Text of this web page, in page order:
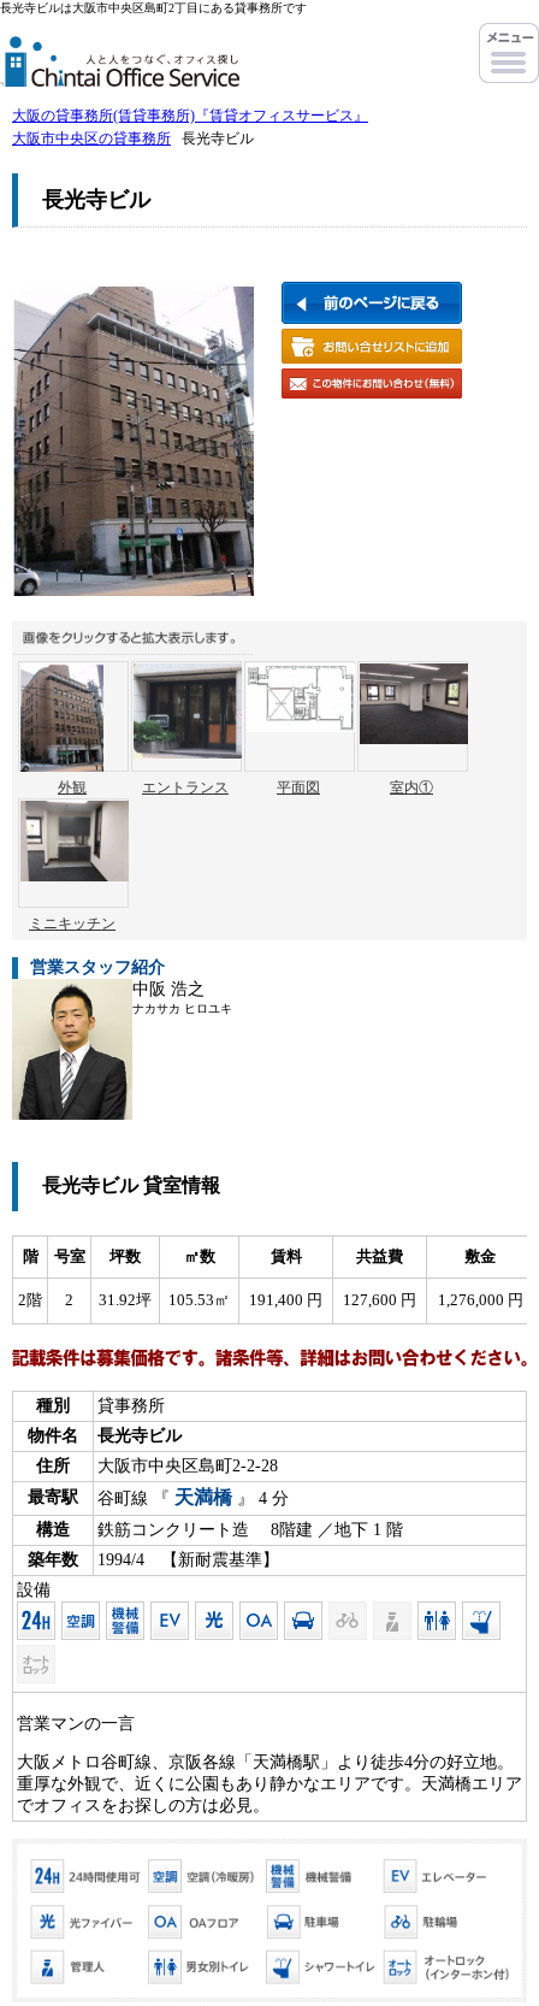
長光寺ビルは大阪市中央区島町2丁目にある貸事務所です
大阪の貸事務所(賃貸事務所)『賃貸オフィスサービス』
大阪市中央区の貸事務所
長光寺ビル
長光寺ビル
外観 エントランス 平面図 室内①
ミニキッチン
営業スタッフ紹介
中阪 浩之
ナカサカ ヒロユキ
長光寺ビル 貸室情報
階 号室 坪数 ㎡数 賃料 共益費 敷金
2階 2 31.92坪 105.53㎡ 191,400 円 127,600 円 1,276,000 円
種別
貸事務所
物件名
長光寺ビル
住所
大阪市中央区島町2-2-28
最寄駅
谷町線 『 天満橋 』 4 分
構造
鉄筋コンクリート造 8階建 ／地下 1 階
築年数
1994/4 【新耐震基準】
設備
営業マンの一言
大阪メトロ谷町線、京阪各線「天満橋駅」より徒歩4分の好立地。
重厚な外観で、近くに公園もあり静かなエリアです。天満橋エリア
でオフィスをお探しの方は必見。